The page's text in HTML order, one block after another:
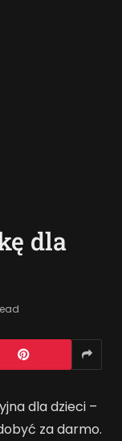
dla
dla dzieci –
za darmo.